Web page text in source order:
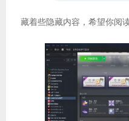
藏着些隐藏内容，希望你阅